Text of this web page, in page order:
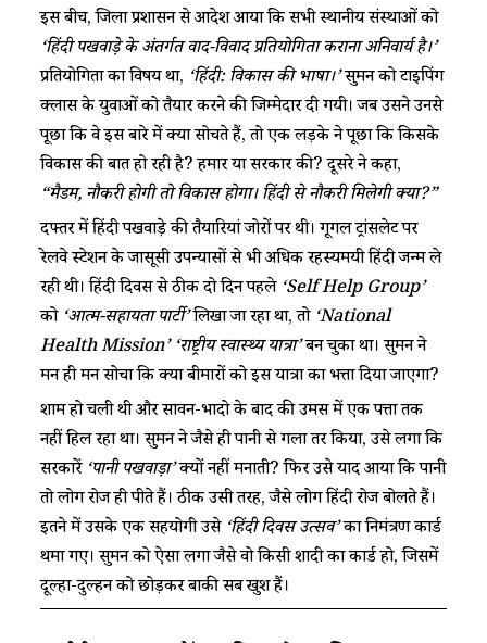
इस बीच, जिला प्रशासन से आदेश आया कि सभी स्थानीय संस्थाओं को
‘हिंदी पखवाड़े के अंतर्गत वाद-विवाद प्रतियोगिता कराना अनिवार्य है।’
प्रतियोगिता का विषय था, ‘हिंदी: विकास की भाषा।’सुमन को टाइपिंग
क्लास के युवाओं को तैयार करने की जिम्मेदारी दी गयी। जब उसने उनसे
पूछा कि वे इस बारे में क्या सोचते हैं, तो एक लड़के ने पूछा कि किसके
विकास की बात हो रही है? हमारी या सरकार की? दूसरे ने कहा,
“मैडम, नौकरी होगी तो विकास होगा। हिंदी से नौकरी मिलेगी क्या?”
दफ्तर में हिंदी पखवाड़े की तैयारियां जोरों पर थी। गूगल ट्रांसलेट पर
रेलवे स्टेशन के जासूसी उपन्यासों से भी अधिक रहस्यमयी हिंदी जन्म ले
रही थी। हिंदी दिवस से ठीक दो दिन पहले ‘Self Help Group’
को ‘आत्म-सहायता पार्टी’लिखा जा रहा था, तो ‘National
Health Mission’ ‘राष्ट्रीय स्वास्थ्य यात्रा’बन चुका था। सुमन ने
मन ही मन सोचा कि क्या बीमारों को इस यात्रा का भत्ता दिया जाएगा?
शाम हो चली थी और सावन-भादो के बाद की उमस में एक पत्ता तक
नहीं हिल रहा था। सुमन ने जैसे ही पानी से गला तर किया, उसे लगा कि
सरकारें ‘पानी पखवाड़ा’क्यों नहीं मनाती? फिर उसे याद आया कि पानी
तो लोग रोज ही पीते हैं। ठीक उसी तरह, जैसे लोग हिंदी रोज बोलते हैं।
इतने में उसके एक सहयोगी उसे ‘हिंदी दिवस उत्सव’का निमंत्रण कार्ड
थमा गए। सुमन को ऐसा लगा जैसे वो किसी शादी का कार्ड हो, जिसमें
दूल्हा-दुल्हन को छोड़कर बाकी सब खुश हैं।